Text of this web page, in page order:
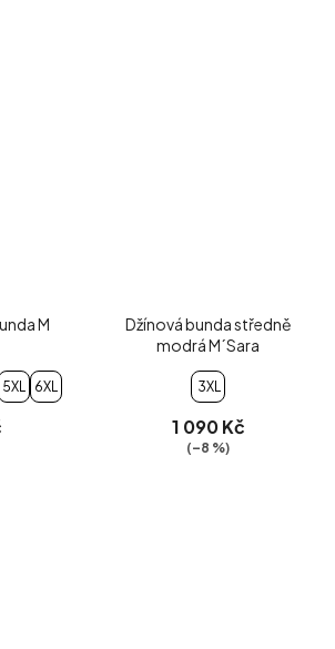
M
5XL 6XL
Džínová bunda středně
modrá M´Sara
3XL
1 090 Kč
(–8 %)